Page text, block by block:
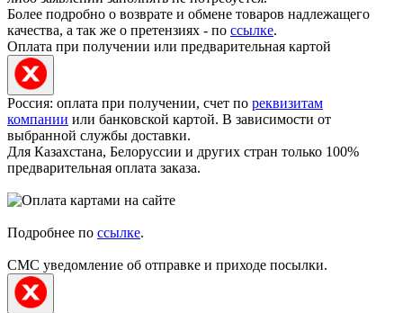
Более подробно о возврате и обмене товаров надлежащего
качества, а так же о претензиях - по ссылке.
Оплата при получении или предварительная картой
Россия: оплата при получении, счет по реквизитам
компании или банковской картой. В зависимости от
выбранной службы доставки.
Для Казахстана, Белоруссии и других стран только 100%
предварительная оплата заказа.
Подробнее по ссылке.
СМС уведомление об отправке и приходе посылки.